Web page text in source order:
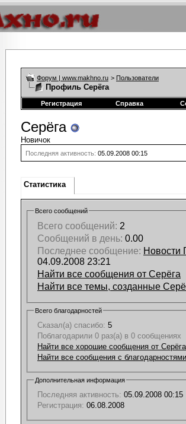
Форум | www.makhno.ru > Пользователи
Профиль Серёга
Регистрация Справка
Серёга
Новичок
Последняя активность: 05.09.2008 00:15
Статистика
Всего сообщений
Всего сообщений: 2
Сообщений в день: 0.00
Последнее сообщение: Новости
04.09.2008 23:21
Найти все сообщения от Серёга
Найти все темы, созданные
Всего благодарностей
Сказал(а) спасибо: 5
Поблагодарили 0 раз(а) в 0 сообщениях
Найти все хорошие сообщения от Серёга
Найти все сообщения с
Дополнительная информация
Последняя активность: 05.09.2008 00:15
Регистрация: 06.08.2008